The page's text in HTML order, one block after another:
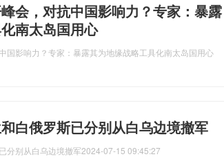
会，对抗中国影响力？专家：暴露
南太岛国用心
国影响力？专家：暴露其为地缘战略工具化南太岛国用心
白俄罗斯已分别从白乌边境撤军
分别从白乌边境撤军2024-07-15 09:45:27